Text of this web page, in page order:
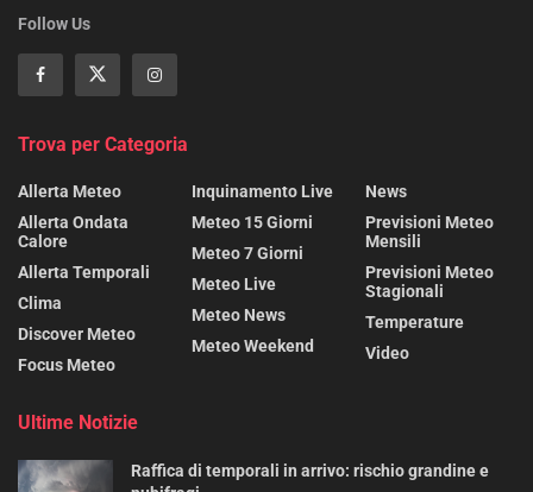
Follow Us
Trova per Categoria
Allerta Meteo
Allerta Ondata
Calore
Allerta Temporali
Clima
Discover Meteo
Focus Meteo
Inquinamento Live
Meteo 15 Giorni
Meteo 7 Giorni
Meteo Live
Meteo News
Meteo Weekend
News
Previsioni Meteo
Mensili
Previsioni Meteo
Stagionali
Temperature
Video
Ultime Notizie
Raffica di temporali in arrivo: rischio grandine e